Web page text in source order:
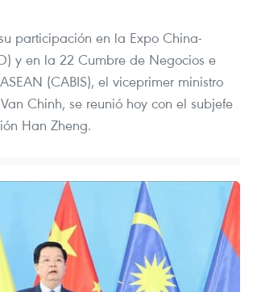
participación en la Expo China-
y en la 22 Cumbre de Negocios e
(CABIS), el viceprimer ministro
Chinh, se reunió hoy con el subjefe
Han Zheng.